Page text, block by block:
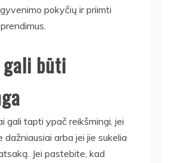
pokyčių ir priimti
būti
gali tapti ypač reikšmingi, jei
dažniausiai arba jei jie sukelia
Jei pastebite, kad